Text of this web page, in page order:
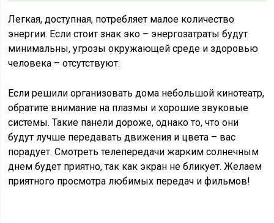
Легкая, доступная, потребляет малое количество
энергии. Если стоит знак эко – энергозатраты будут
минимальны, угрозы окружающей среде и здоровью
человека – отсутствуют.
Если решили организовать дома небольшой кинотеатр,
обратите внимание на плазмы и хорошие звуковые
системы. Такие панели дороже, однако то, что они
будут лучше передавать движения и цвета – вас
порадует. Смотреть телепередачи жарким солнечным
днем будет приятно, так как экран не бликует. Желаем
приятного просмотра любимых передач и фильмов!